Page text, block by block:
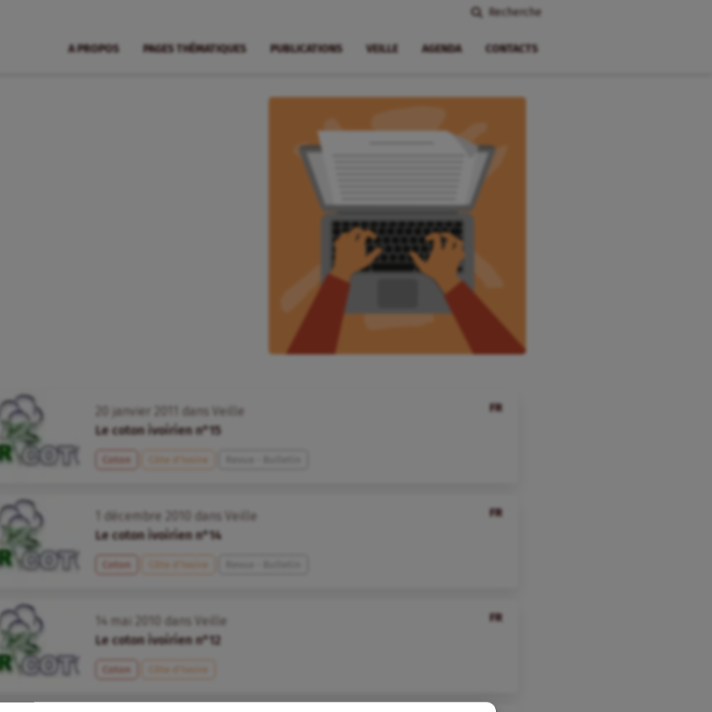
Recherche
A PROPOS PAGES THÉMATIQUES PUBLICATIONS VEILLE AGENDA CONTACTS
FR
janvier dans
Veille
Le coton ivoirien n°15
Coton Côte d’Ivoire
FR
décembre dans
Veille
Le coton ivoirien n°14
Coton Côte d’Ivoire
FR
14 mai dans
Veille
Le coton ivoirien n°12
Coton Côte d’Ivoire